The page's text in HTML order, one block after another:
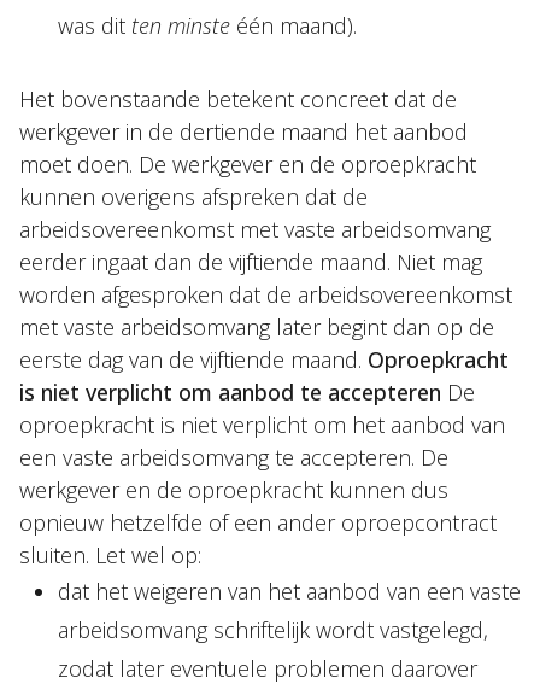
was dit ten minste één maand).
Het bovenstaande betekent concreet dat de
werkgever in de dertiende maand het aanbod
moet doen. De werkgever en de oproepkracht
kunnen overigens afspreken dat de
arbeidsovereenkomst met vaste arbeidsomvang
eerder ingaat dan de vijftiende maand. Niet mag
worden afgesproken dat de arbeidsovereenkomst
met vaste arbeidsomvang later begint dan op de
eerste dag van de vijftiende maand. Oproepkracht
is niet verplicht om aanbod te accepteren De
oproepkracht is niet verplicht om het aanbod van
een vaste arbeidsomvang te accepteren. De
werkgever en de oproepkracht kunnen dus
opnieuw hetzelfde of een ander oproepcontract
sluiten. Let wel op:
dat het weigeren van het aanbod van een vaste
arbeidsomvang schriftelijk wordt vastgelegd,
zodat later eventuele problemen daarover